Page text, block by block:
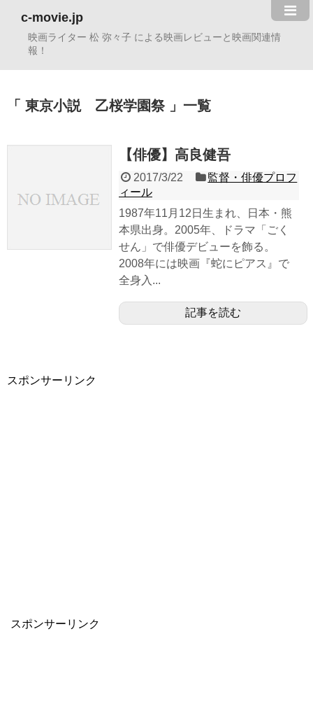
c-movie.jp
映画ライター 松 弥々子 による映画レビューと映画関連情
報！
東京小説 乙桜学園祭 一覧
【俳優】高良健吾
2017/3/22
監督・俳優プロフ
ィール
1987年11月12日生まれ、日本・熊
本県出身。2005年、ドラマ「ごく
せん」で俳優デビューを飾る。
2008年には映画『蛇にピアス』で
全身入...
記事を読む
スポンサーリンク
スポンサーリンク